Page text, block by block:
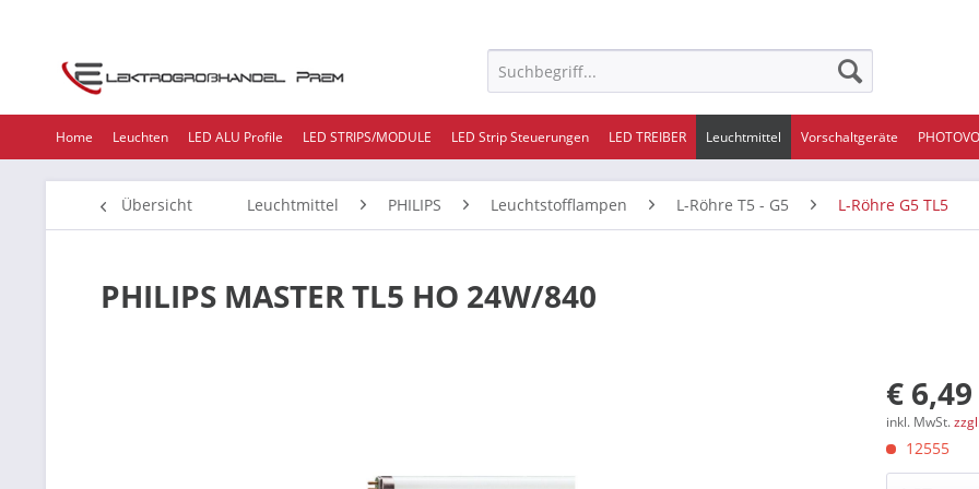
Home Leuchten LED ALU Profile LED STRIPS/MODULE LED Strip Steuerungen LED TREIBER Leuchtmittel Vorschaltgeräte
Übersicht Leuchtmittel PHILIPS Leuchtstofflampen L-Röhre T5 - G5 L-Röhre G5 TL5
PHILIPS MASTER TL5 HO 24W/840
€
inkl. MwSt.
12555